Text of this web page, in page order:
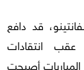
قد دافع
عقب انتقادات
أصبحت